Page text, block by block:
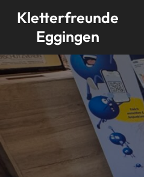
Kletterfreunde
Eggingen